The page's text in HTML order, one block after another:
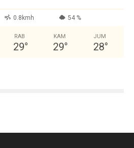
0.8kmh 54 %
RAB
29°
KAM
29°
JUM
28°